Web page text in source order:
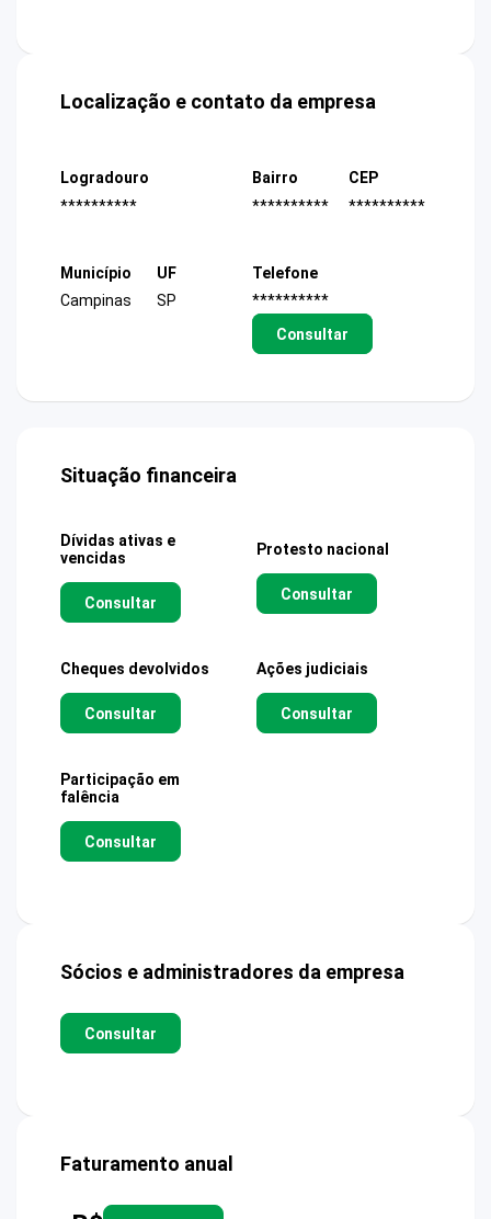
Localização e contato da empresa
Logradouro
**********
Bairro
**********
CEP
**********
Município
Campinas
UF
SP
Telefone
**********
Consultar
Situação financeira
Dívidas ativas e
vencidas
Consultar
Protesto nacional
Consultar
Cheques devolvidos
Consultar
Ações judiciais
Consultar
Participação em
falência
Consultar
Sócios e administradores da empresa
Consultar
Faturamento anual